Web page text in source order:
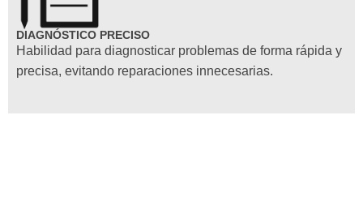
DIAGNÓSTICO PRECISO
Habilidad para diagnosticar problemas de forma rápida y
precisa, evitando reparaciones innecesarias.